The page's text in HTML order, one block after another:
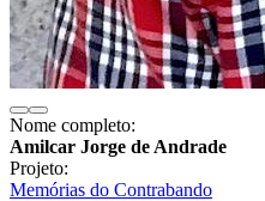
Nome completo:
Amilcar Jorge de Andrade
Projeto:
Memórias do Contrabando